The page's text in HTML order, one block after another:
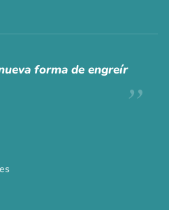
raros.
promos 🐾
forma de engreír